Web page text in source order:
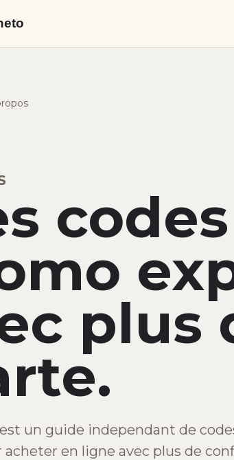
codes
plus
un guide independant de
acheter en ligne avec plus de